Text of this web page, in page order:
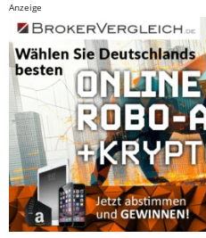
Anzeige